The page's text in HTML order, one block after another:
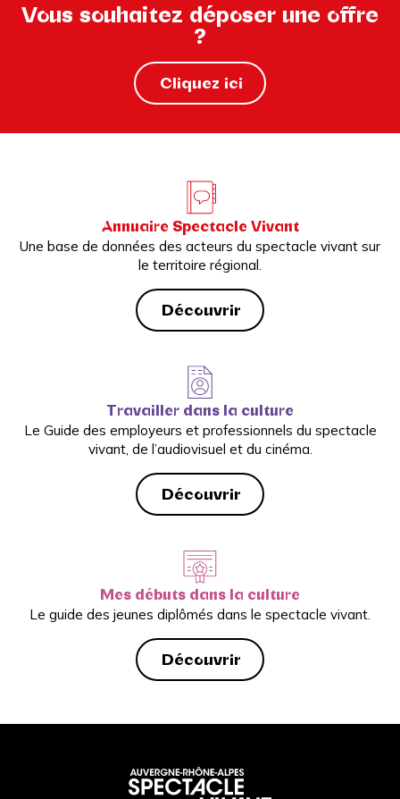
Vous souhaitez déposer une offre
?
Cliquez ici
Annuaire Spectacle Vivant
Une base de données des acteurs du spectacle vivant sur
le territoire régional.
Découvrir
Travailler dans la culture
Le Guide des employeurs et professionnels du spectacle
vivant, de l’audiovisuel et du cinéma.
Découvrir
Mes débuts dans la culture
Le guide des jeunes diplômés dans le spectacle vivant.
Découvrir